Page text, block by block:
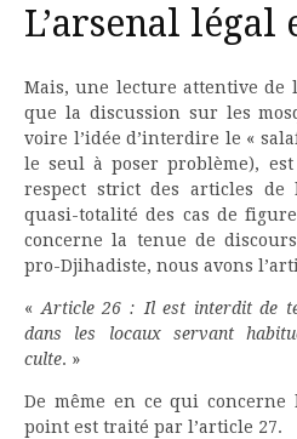
L’arsenal légal
Mais, une lecture attentive de
que la discussion sur les
voire l’idée d’interdire le «
le seul à poser problème),
respect strict des articles
quasi-totalité des cas de
concerne la tenue de
pro-Djihadiste, nous avons
«Article 26 : Il est interdit de
dans les locaux servant
culte. »
De même en ce qui
point est traité par l’article 27.